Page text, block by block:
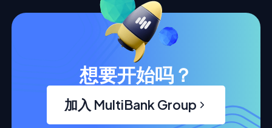
想要开始吗？
加入 MultiBank Group